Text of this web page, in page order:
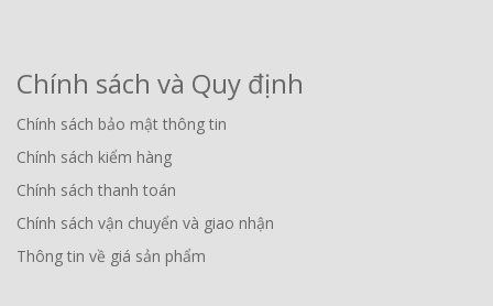
Chính sách và Quy định
Chính sách bảo mật thông tin
Chính sách kiểm hàng
Chính sách thanh toán
Chính sách vận chuyển và giao nhận
Thông tin về giá sản phẩm